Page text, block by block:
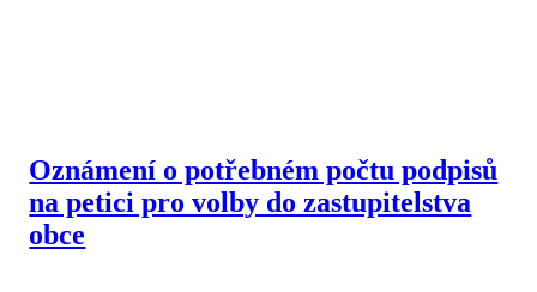
Oznámení o potřebném počtu podpisů
na petici pro volby do zastupitelstva
obce